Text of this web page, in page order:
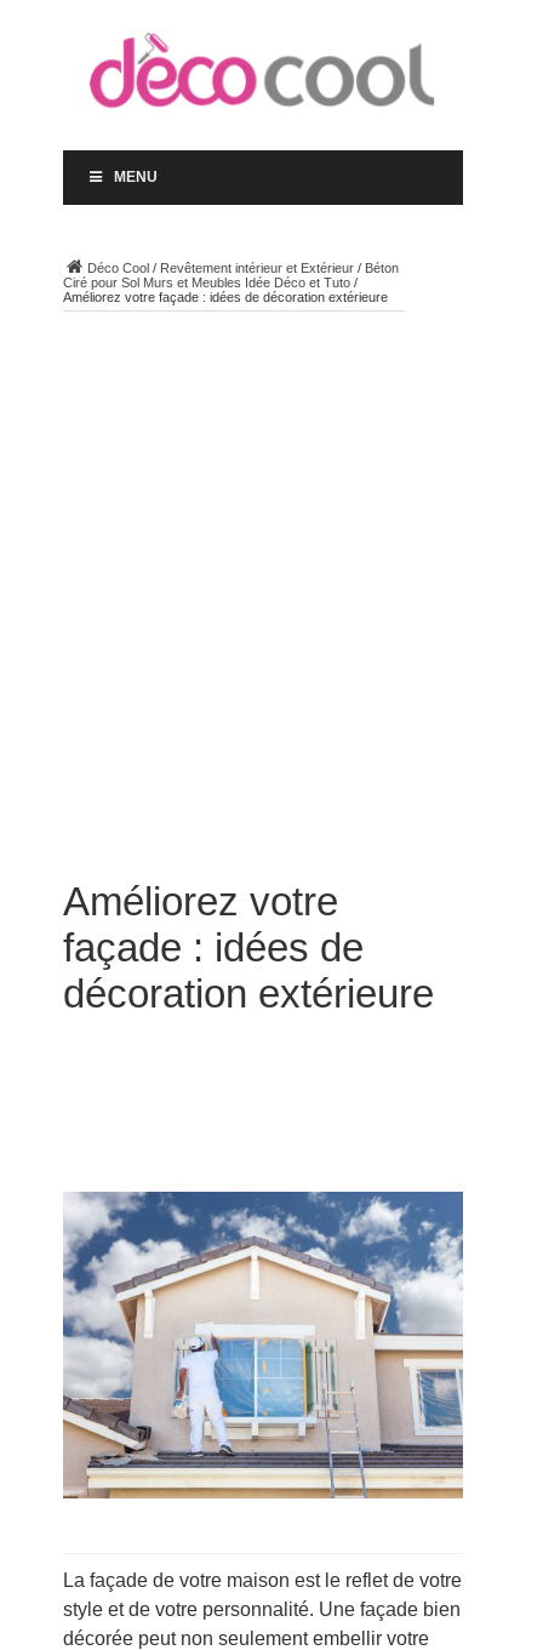
MENU
Déco Cool/ Revêtement intérieur et Extérieur/ Béton
Ciré pour Sol Murs et Meubles Idée Déco et Tuto/
Améliorez votre façade : idées de décoration extérieure
Améliorez votre
façade : idées de
décoration extérieure
La façade de votre maison est le reflet de votre
style et de votre personnalité. Une façade bien
décorée peut non seulement embellir votre